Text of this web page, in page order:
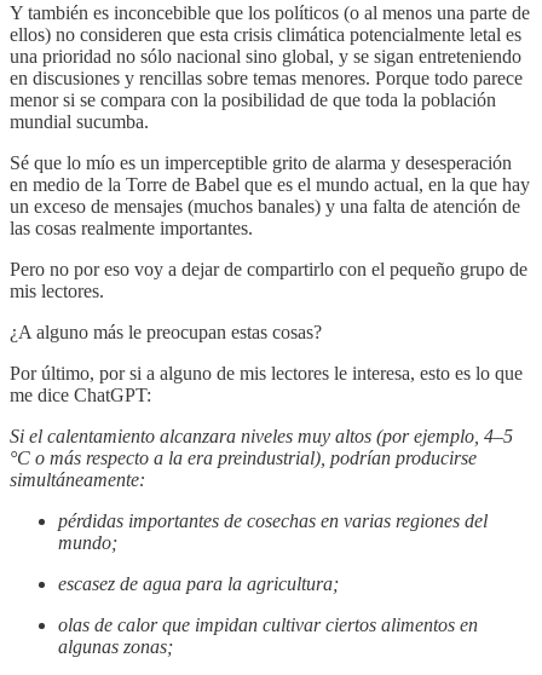
Y también es inconcebible que los políticos (o al menos una parte de
ellos) no consideren que esta crisis climática potencialmente letal es
una prioridad no sólo nacional sino global, y se sigan entreteniendo
en discusiones y rencillas sobre temas menores. Porque todo parece
menor si se compara con la posibilidad de que toda la población
mundial sucumba.
Sé que lo mío es un imperceptible grito de alarma y desesperación
en medio de la Torre de Babel que es el mundo actual, en la que hay
un exceso de mensajes (muchos banales) y una falta de atención de
las cosas realmente importantes.
Pero no por eso voy a dejar de compartirlo con el pequeño grupo de
mis lectores.
¿A alguno más le preocupan estas cosas?
Por último, por si a alguno de mis lectores le interesa, esto es lo que
me dice ChatGPT:
Si el calentamiento alcanzara niveles muy altos (por ejemplo, 4–5
°C o más respecto a la era preindustrial), podrían producirse
simultáneamente:
pérdidas importantes de cosechas en varias regiones del
mundo;
escasez de agua para la agricultura;
olas de calor que impidan cultivar ciertos alimentos en
algunas zonas;